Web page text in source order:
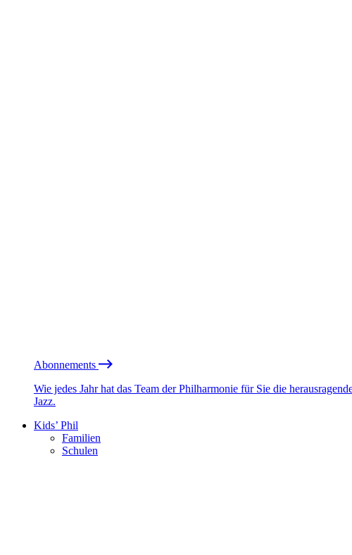
Abonnements
Wie jedes Jahr hat das Team der Philharmonie für Sie die
Jazz.
Kids’ Phil
Familien
Schulen